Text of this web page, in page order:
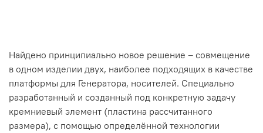
Найдено принципиально новое решение – совмещение
в одном изделии двух, наиболее подходящих в качестве
платформы для Генератора, носителей. Специально
разработанный и созданный под конкретную задачу
кремниевый элемент (пластина рассчитанного
размера), с помощью определённой технологии